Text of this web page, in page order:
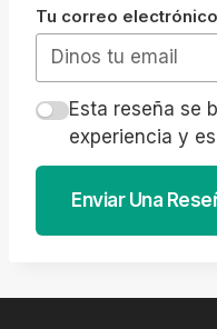
Tu correo electrónico
Esta reseña se
experiencia y
Enviar Una